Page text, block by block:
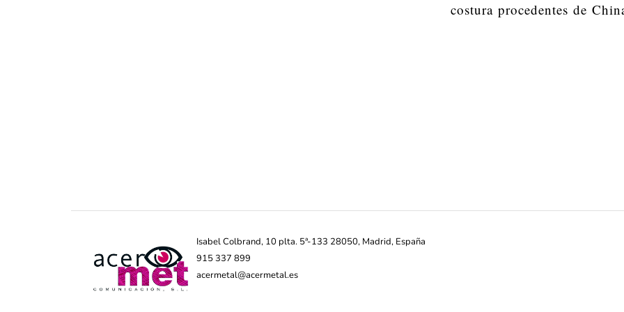
costura procedentes de
Isabel Colbrand, 10 plta. 5ª-133 28050, Madrid, España
915 337 899
acermetal@acermetal.es